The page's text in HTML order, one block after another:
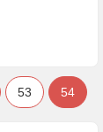
53 54